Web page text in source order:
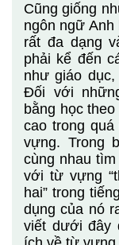
Cũng giống
ngôn ngữ
rất đa dạng
phải kể đến
như giáo
Đối với
bằng học
cao trong
vựng. Trong
cùng nhau
với từ vựng
hai” trong
dụng của nó
viết dưới đây